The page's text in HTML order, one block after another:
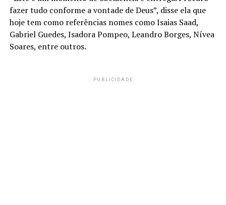
fazer tudo conforme a vontade de Deus”, disse ela que
hoje tem como referências nomes como Isaias Saad,
Gabriel Guedes, Isadora Pompeo, Leandro Borges, Nívea
Soares, entre outros.
PUBLICIDADE